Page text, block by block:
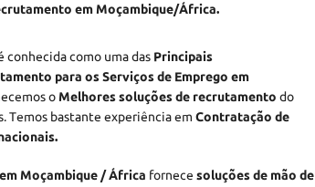
em Moçambique/África.
conhecida como uma das Principais
para os Serviços de Emprego em
o Melhores soluções de recrutamento do
Temos bastante experiência em Contratação de
Moçambique / África fornece soluções de mão de